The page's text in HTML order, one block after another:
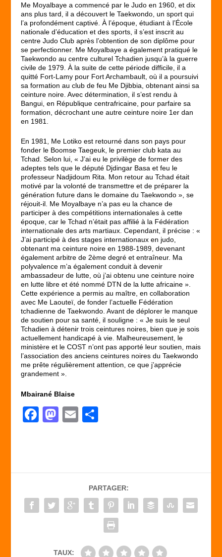
Me Moyalbaye a commencé par le Judo en 1960, et dix
ans plus tard, il a découvert le Taekwondo, un sport qui
l’a profondément captivé. À l’époque, étudiant à l’École
nationale d’éducation et des sports, il s’est inscrit au
centre Judo Club après l’obtention de son diplôme pour
se perfectionner. Me Moyalbaye a également pratiqué le
Taekwondo au centre culturel Tchadien jusqu’à la guerre
civile de 1979. À la suite de cette période difficile, il a
quitté Fort-Lamy pour Fort Archambault, où il a poursuivi
sa formation au club de feu Me Djibbia, obtenant ainsi sa
ceinture noire. Avec détermination, il s’est rendu à
Bangui, en République centrafricaine, pour parfaire sa
formation, décrochant une autre ceinture noire 1er dan
en 1981.
En 1981, Me Lotiko est retourné dans son pays pour
fonder le Boomse Taegeuk, le premier club kata au
Tchad. Selon lui, « J’ai eu le privilège de former des
adeptes tels que le député Djdingar Basa et feu le
professeur Nadjidoum Rita. Mon retour au Tchad était
motivé par la volonté de transmettre et de préparer la
génération future dans le domaine du Taekwondo », se
réjouit-il. Me Moyalbaye n’a pas eu la chance de
participer à des compétitions internationales à cette
époque, car le Tchad n’était pas affilié à la Fédération
internationale des arts martiaux. Cependant, il précise : «
J’ai participé à des stages internationaux en judo,
obtenant ma ceinture noire en 1988-1989, devenant
également arbitre de 2ème degré et entraîneur. Ma
polyvalence m’a également conduit à devenir
ambassadeur de lutte, où j’ai obtenu une ceinture noire
en lutte libre et été nommé DTN de la lutte africaine ».
Cette expérience a permis au maître, en collaboration
avec Me Laouteï, de fonder l’actuelle Fédération
tchadienne de Taekwondo. Avant de déplorer le manque
de soutien pour sa santé, il souligne : « Je suis le seul
Tchadien à détenir trois ceintures noires, bien que je sois
actuellement handicapé à vie. Malheureusement, le
ministère et le COST n’ont pas apporté leur soutien, mais
l’association des anciens ceintures noires du Taekwondo
me prête régulièrement attention, ce que j’apprécie
grandement ».
Mbairané Blaise
F
b
o
o
M
d
o
n
E
er
PARTAGER:
TAUX: